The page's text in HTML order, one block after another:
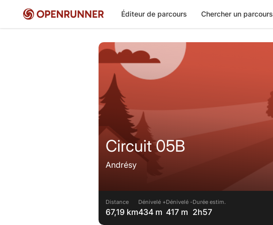
Éditeur de parcours Chercher un parcours
Circuit 05B
Andrésy
Distance
67,19 km
Dénivelé +
434 m
Dénivelé -
417 m
Durée estim.
2h57